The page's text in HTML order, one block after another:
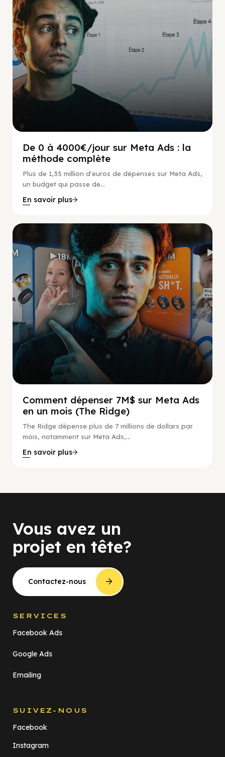
De 0 à 4000€/jour sur Meta Ads : la
méthode complète
Plus de 1,35 million d'euros de dépenses sur Meta Ads,
un budget qui passe de...
En savoir plus
Social Scaling
Comment dépenser 7M$ sur Meta Ads
en un mois (The Ridge)
The Ridge dépense plus de 7 millions de dollars par
mois, notamment sur Meta Ads,...
En savoir plus
Vous avez un
projet en tête?
Contactez-nous
SERVICES
Facebook Ads
Google Ads
Emailing
SUIVEZ-NOUS
Facebook
Instagram